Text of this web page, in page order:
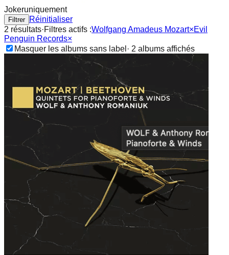
Jokeruniquement
Filtrer
Réinitialiser
2 résultats·Filtres actifs :Wolfgang Amadeus Mozart×Evil
Penguin Records×
Masquer les albums sans label · 2 albums affichés